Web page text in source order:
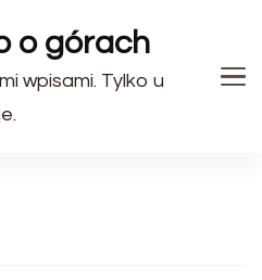
o górach
wpisami. Tylko u